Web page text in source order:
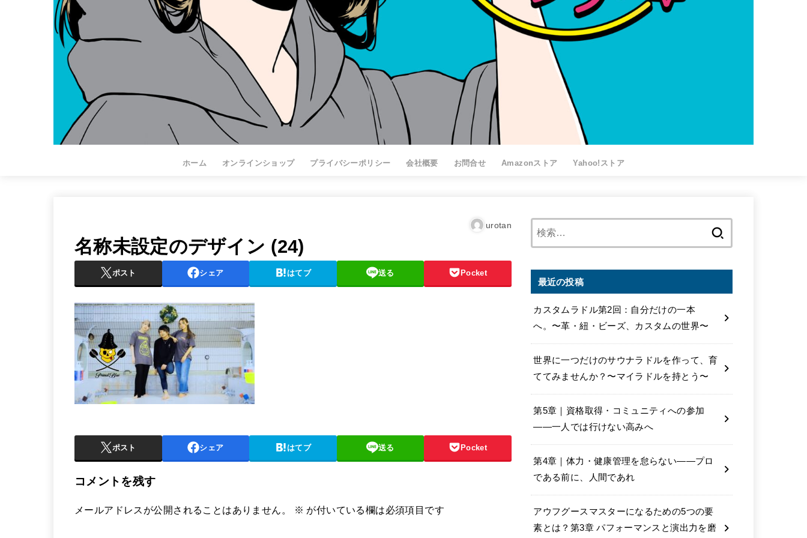
ホーム オンラインショップ プライバシーポリシー 会社概要 お問合せ Amazonストア Yahoo!ストア
urotan
名称未設定のデザイン (24)
ポスト シェア はてブ 送る Pocket
ポスト シェア はてブ 送る Pocket
コメントを残す
メールアドレスが公開されることはありません。 ※ が付いている欄は必須項目です
最近の投稿
カスタムラドル第2回：自分だけの一本
へ。〜革・紐・ビーズ、カスタムの世界〜
世界に一つだけのサウナラドルを作って、育
ててみませんか？〜マイラドルを持とう〜
第5章｜資格取得・コミュニティへの参加
――一人では行けない高みへ
第4章｜体力・健康管理を怠らない――プロ
である前に、人間であれ
アウフグースマスターになるための5つの要
素とは？第3章 パフォーマンスと演出力を磨